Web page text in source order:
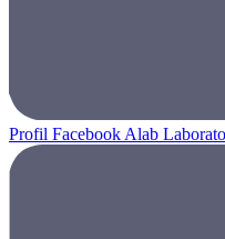
Profil Facebook Alab